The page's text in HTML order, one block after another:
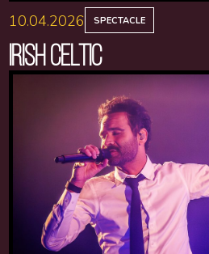
10.04.2026 SPECTACLE
IRISH CELTIC